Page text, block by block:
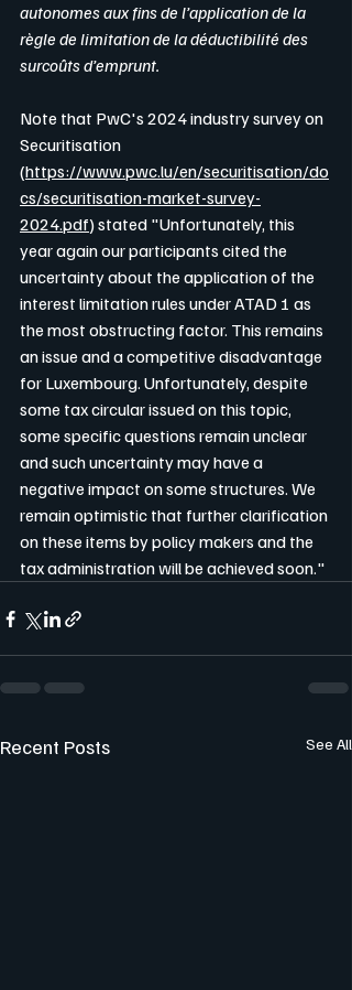
autonomes aux fins de l’application de la
règle de limitation de la déductibilité des
surcoûts d’emprunt.
Note that PwC's 2024 industry survey on
Securitisation
(https://www.pwc.lu/en/securitisation/do
cs/securitisation-market-survey-
2024.pdf) stated "Unfortunately, this
year again our participants cited the
uncertainty about the application of the
interest limitation rules under ATAD 1 as
the most obstructing factor. This remains
an issue and a competitive disadvantage
for Luxembourg. Unfortunately, despite
some tax circular issued on this topic,
some specific questions remain unclear
and such uncertainty may have a
negative impact on some structures. We
remain optimistic that further clarification
on these items by policy makers and the
tax administration will be achieved soon."
Recent Posts See All